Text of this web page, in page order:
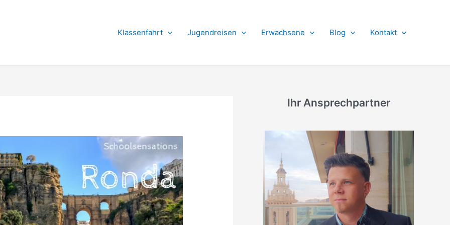
Klassenfahrt Jugendreisen Erwachsene Blog Kontakt
Ihr Ansprechpartner